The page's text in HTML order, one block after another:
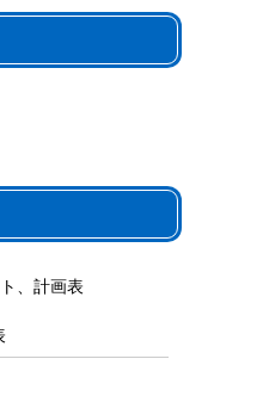
、計画表